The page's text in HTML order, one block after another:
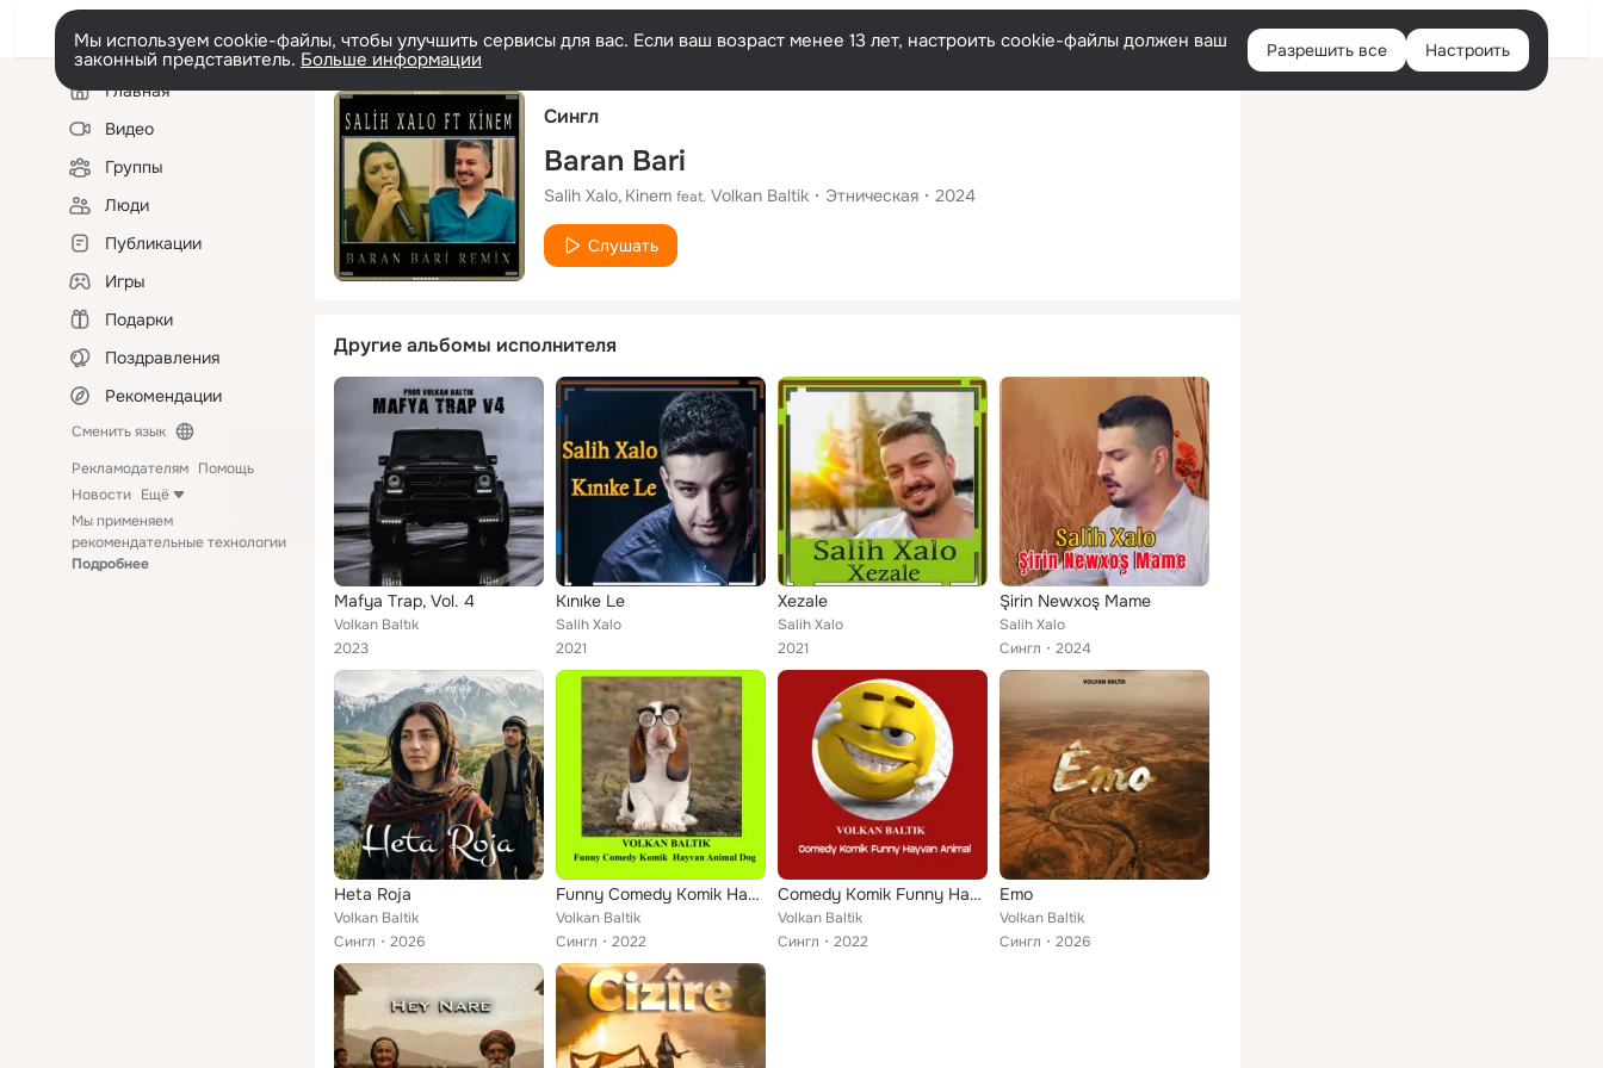
Русский Войти
Мы используем cookie-файлы, чтобы улучшить сервисы для вас. Если ваш возраст менее 13 лет, настроить cookie-файлы должен ваш
законный представитель. Больше информации Разрешить все Настроить
Левая
колонкаГлавная
Видео
Группы
Люди
Публикации
Игры
Подарки
Поздравления
Рекомендации
Сменить язык
Рекламодателям Помощь
Новости Ещё
Мы применяем
рекомендательные технологии
Подробнее
Сингл
Baran Bari
Salih Xalo Kinem feat. Volkan Baltik Этническая 2024
Слушать
Другие альбомы исполнителя
Mafya Trap, Vol. 4
Volkan Baltık
2023
Kınıke Le
Salih Xalo
2021
Xezale
Salih Xalo
2021
Şirin Newxoş Mame
Salih Xalo
Сингл
2024
Heta Roja
Volkan Baltik
Сингл
2026
Funny Comedy Komik Hayvan Animal Dog
Volkan Baltik
Сингл
2022
Comedy Komik Funny Hayvan Animal
Volkan Baltik
Сингл
2022
Emo
Volkan Baltik
Сингл
2026